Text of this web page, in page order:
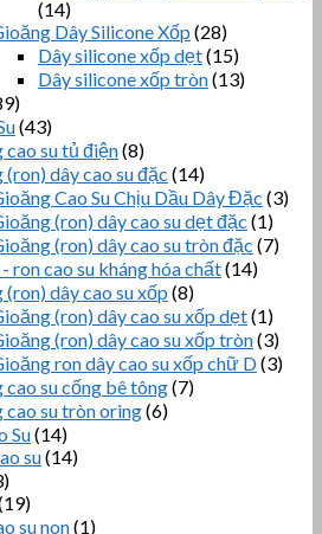
(14)
Dây Silicone Xốp (28)
Dây silicone xốp dẹt(15)
Dây silicone xốp tròn(13)
(43)
cao su tủ điện(8)
(ron) dây cao su đặc (14)
Cao Su Chịu Dầu Dây Đặc (3)
(ron) dây cao su dẹt đặc (1)
(ron) dây cao su tròn đặc (7)
ron cao su kháng hóa chất(14)
(ron) dây cao su xốp (8)
(ron) dây cao su xốp dẹt(1)
(ron) dây cao su xốp tròn(3)
ron dây cao su xốp chữ D(3)
cao su cống bê tông(7)
cao su tròn oring(6)
Su(14)
su(14)
su non(1)